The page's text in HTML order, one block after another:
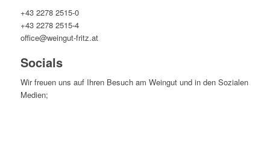
+43 2278 2515-0
+43 2278 2515-4
office@weingut-fritz.at
Socials
Wir freuen uns auf Ihren Besuch am Weingut und in den Sozialen
Medien;